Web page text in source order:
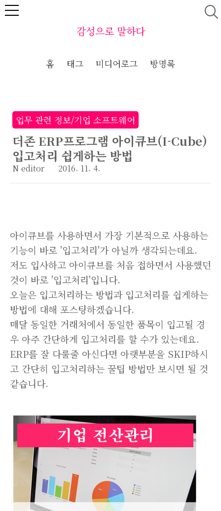
본문 바로가기
감성으로 말하다
홈 태그 미디어로그 방명록
업무 관련 정보/기업 소프트웨어
더존 ERP프로그램 아이큐브(I-Cube)
입고처리 쉽게하는 방법
N editor 2016. 11. 4.
아이큐브를 사용하면서 가장 기본적으로 사용하는
기능이 바로 '입고처리'가 아닐까 생각되는데요.
저도 입사하고 아이큐브를 처음 접하면서 사용했던
것이 바로 '입고처리'입니다.
오늘은 입고처리하는 방법과 입고처리를 쉽게하는
방법에 대해 포스팅하겠습니다.
매달 동일한 거래처에서 동일한 품목이 입고될 경
우 아주 간단하게 입고처리를 할 수가 있는데요.
ERP를 잘 다룰줄 아신다면 아랫부분을 SKIP하시
고 간단히 입고처리하는 꿀팁 방법만 보시면 될 것
같습니다.